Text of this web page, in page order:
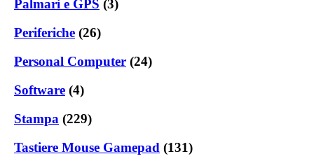
Palmari e GPS (3)
Periferiche (26)
Personal Computer (24)
Software (4)
Stampa (229)
Tastiere Mouse Gamepad (131)